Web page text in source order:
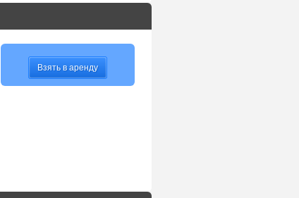
Взять в аренду